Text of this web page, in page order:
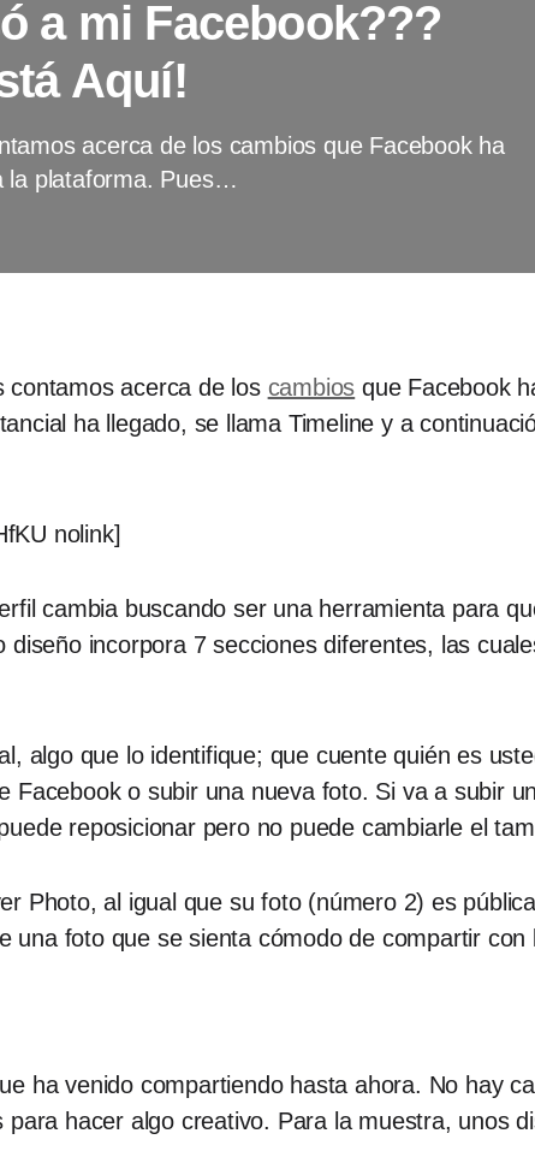
a mi Facebook???
Aquí!
acerca de los cambios que Facebook ha
la plataforma. Pues…
contamos acerca de los cambios que Facebook
ha llegado, se llama Timeline y a
nolink]
cambia buscando ser una herramienta para
diseño incorpora 7 secciones diferentes, las
algo que lo identifique; que cuente quién es
Facebook o subir una nueva foto. Si va a subir
reposicionar pero no puede cambiarle el
Photo, al igual que su foto (número 2) es
una foto que se sienta cómodo de compartir
ha venido compartiendo hasta ahora. No hay
para hacer algo creativo. Para la muestra, unos